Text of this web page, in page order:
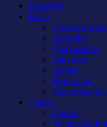
Новости
Клуб
История
Документы
Закупки
Арена
Контакты
Правила
Сокол
Состав
Тренерский